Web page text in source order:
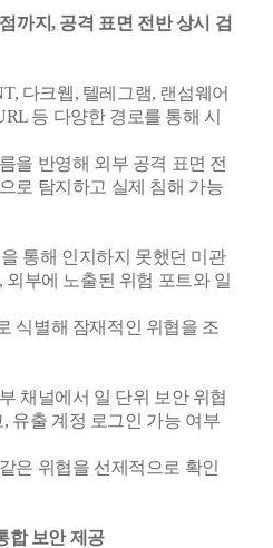
까지, 공격 표면 전반 상시 검
다크웹, 텔레그램, 랜섬웨어
등 다양한 경로를 통해 시
을 반영해 외부 공격 표면 전
로 탐지하고 실제 침해 가능
통해 인지하지 못했던 미관
부에 노출된 위험 포트와 일
식별해 잠재적인 위협을 조
채널에서 일 단위 보안 위협
유출 계정 로그인 가능 여부
은 위협을 선제적으로 확인
합 보안 제공